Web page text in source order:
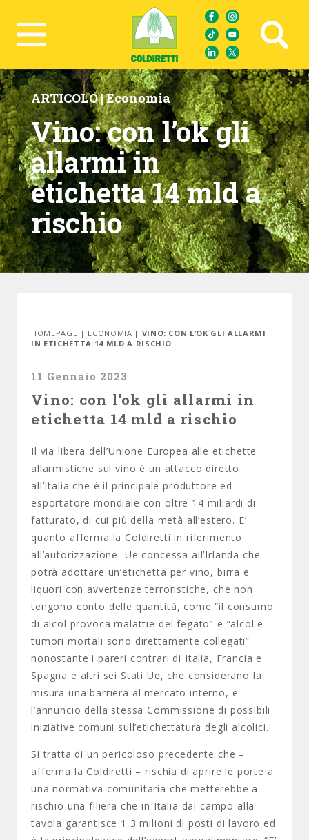
Ricerca avanzata
ARTICOLO |Economia
Vino: con l’ok gli
allarmi in
etichetta 14 mld a
rischio
HOMEPAGE | ECONOMIA | VINO: CON L’OK GLI ALLARMI
IN ETICHETTA 14 MLD A RISCHIO
11 Gennaio 2023
Vino: con l’ok gli allarmi in
etichetta 14 mld a rischio
Il via libera dell’Unione Europea alle etichette
allarmistiche sul vino è un attacco diretto
all’Italia che è il principale produttore ed
esportatore mondiale con oltre 14 miliardi di
fatturato, di cui più della metà all’estero. E’
quanto afferma la Coldiretti in riferimento
all’autorizzazione Ue concessa all’Irlanda che
potrà adottare un’etichetta per vino, birra e
liquori con avvertenze terroristiche, che non
tengono conto delle quantità, come “il consumo
di alcol provoca malattie del fegato” e “alcol e
tumori mortali sono direttamente collegati”
nonostante i pareri contrari di Italia, Francia e
Spagna e altri sei Stati Ue, che considerano la
misura una barriera al mercato interno, e
l’annuncio della stessa Commissione di possibili
iniziative comuni sull’etichettatura degli alcolici.
Si tratta di un pericoloso precedente che –
afferma la Coldiretti – rischia di aprire le porte a
una normativa comunitaria che metterebbe a
rischio una filiera che in Italia dal campo alla
tavola garantisce 1,3 milioni di posti di lavoro ed